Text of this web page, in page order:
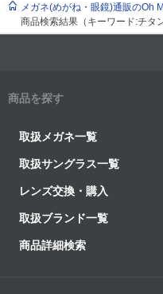
メガネ(めがね・眼鏡)通販のOh
商品検索結果（キーワード:チタ
商品を探す
取扱メガネ一覧
取扱サングラス一覧
レンズ交換・購入
取扱ブランド一覧
商品詳細検索